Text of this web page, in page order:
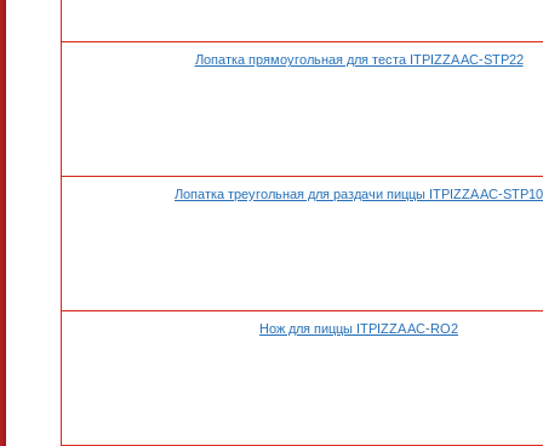
Лопатка прямоугольная для теста ITPIZZA AC-STP22
Лопатка треугольная для раздачи пиццы ITPIZZA AC-STP10
Нож для пиццы ITPIZZA AC-RO2